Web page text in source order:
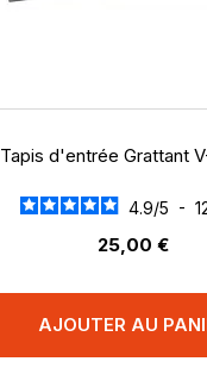
Tapis d'entrée Grattant
4.9/5 -
25,00 €
AJOUTER AU